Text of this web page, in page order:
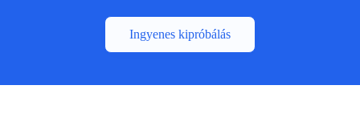
Ingyenes kipróbálás